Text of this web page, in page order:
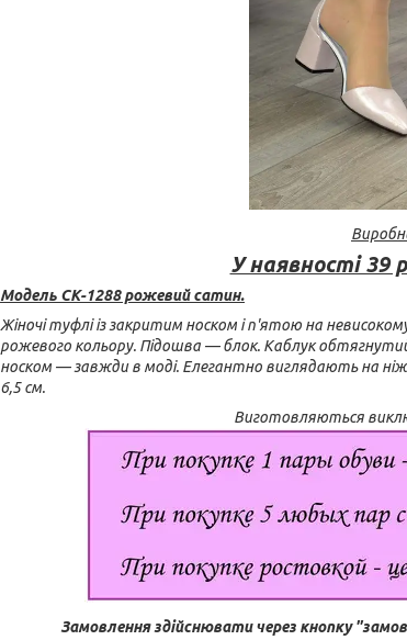
У наявності 39
Модель СК-1288 рожевий сатин.
Жіночі туфлі із закритим носком і п'ятою на
рожевого кольору. Підошва — блок. Каблук
носком — завжди в моді. Елегантно виглядають на
6,5 см.
Виготовляються
Замовлення здійснювати через кнопку